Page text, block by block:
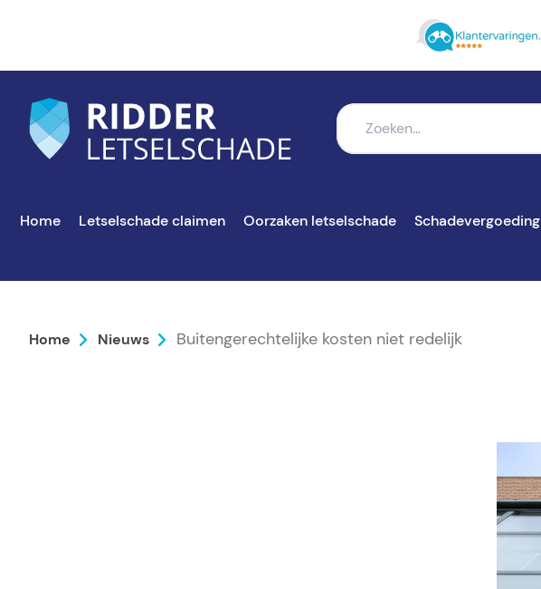
Home Letselschade claimen Oorzaken letselschade Schadevergoeding
Home Nieuws Buitengerechtelijke kosten niet redelijk